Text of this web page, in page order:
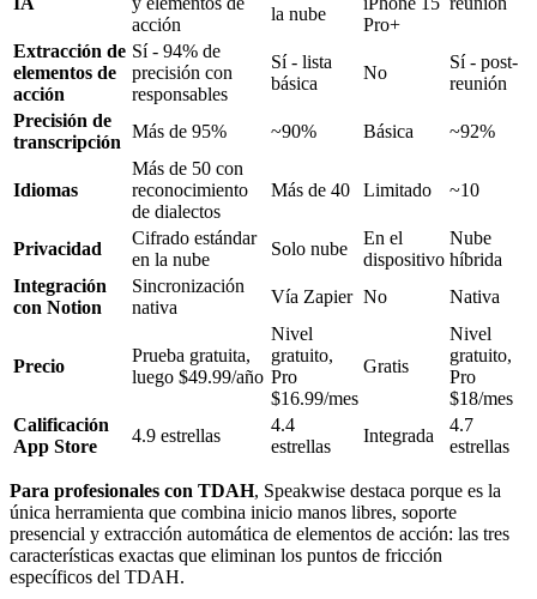
acción
la nube
Pro+
Extracción de
elementos de
acción
Sí - 94% de
precisión con
responsables
Sí - lista
básica
No
Sí - post-
reunión
Precisión de
transcripción
Más de 95% ~90% Básica ~92%
Idiomas
Más de 50 con
reconocimiento
de dialectos
Más de 40 Limitado ~10
Privacidad
Cifrado estándar
en la nube
Solo nube
En el
dispositivo
Nube
híbrida
Integración
con Notion
Sincronización
nativa
Vía Zapier No Nativa
Precio
Prueba gratuita,
luego $49.99/año
Nivel
gratuito,
Pro
$16.99/mes
Gratis
Nivel
gratuito,
Pro
$18/mes
Calificación
App Store
4.9 estrellas
4.4
estrellas
Integrada
4.7
estrellas
Para profesionales con TDAH, Speakwise destaca porque es la
única herramienta que combina inicio manos libres, soporte
presencial y extracción automática de elementos de acción: las tres
características exactas que eliminan los puntos de fricción
específicos del TDAH.